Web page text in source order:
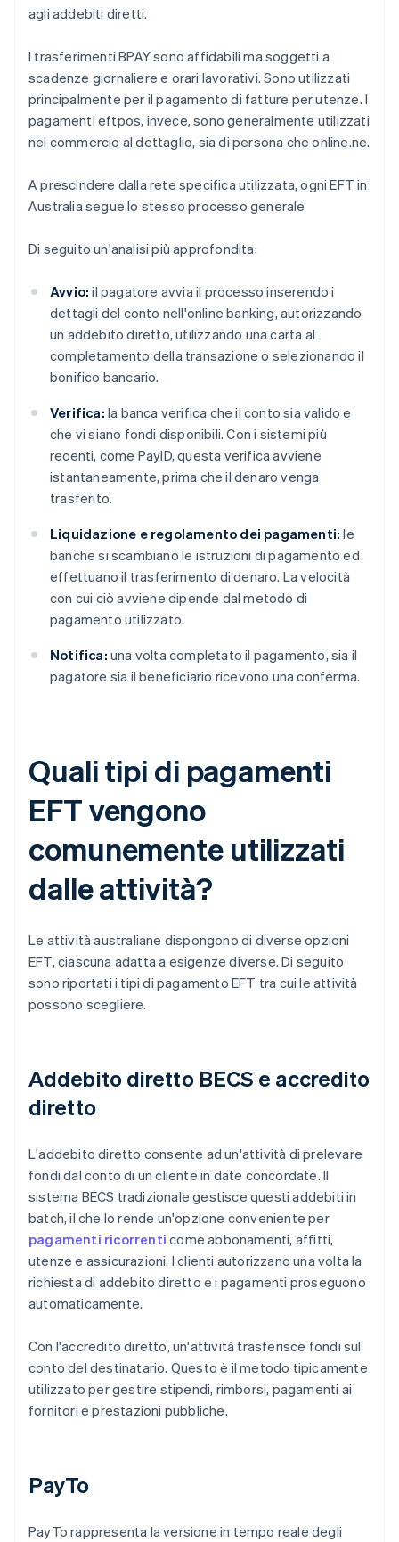
agli addebiti diretti.
I trasferimenti BPAY sono affidabili ma soggetti a
scadenze giornaliere e orari lavorativi. Sono utilizzati
principalmente per il pagamento di fatture per utenze. I
pagamenti eftpos, invece, sono generalmente utilizzati
nel commercio al dettaglio, sia di persona che online.ne.
A prescindere dalla rete specifica utilizzata, ogni EFT in
Australia segue lo stesso processo generale
Di seguito un'analisi più approfondita:
Avvio: il pagatore avvia il processo inserendo i
dettagli del conto nell'online banking, autorizzando
un addebito diretto, utilizzando una carta al
completamento della transazione o selezionando il
bonifico bancario.
Verifica: la banca verifica che il conto sia valido e
che vi siano fondi disponibili. Con i sistemi più
recenti, come PayID, questa verifica avviene
istantaneamente, prima che il denaro venga
trasferito.
Liquidazione e regolamento dei pagamenti: le
banche si scambiano le istruzioni di pagamento ed
effettuano il trasferimento di denaro. La velocità
con cui ciò avviene dipende dal metodo di
pagamento utilizzato.
Notifica: una volta completato il pagamento, sia il
pagatore sia il beneficiario ricevono una conferma.
Quali tipi di pagamenti
EFT vengono
comunemente utilizzati
dalle attività?
Le attività australiane dispongono di diverse opzioni
EFT, ciascuna adatta a esigenze diverse. Di seguito
sono riportati i tipi di pagamento EFT tra cui le attività
possono scegliere.
Addebito diretto BECS e accredito
diretto
L'addebito diretto consente ad un'attività di prelevare
fondi dal conto di un cliente in date concordate. Il
sistema BECS tradizionale gestisce questi addebiti in
batch, il che lo rende un'opzione conveniente per
pagamenti ricorrenti come abbonamenti, affitti,
utenze e assicurazioni. I clienti autorizzano una volta la
richiesta di addebito diretto e i pagamenti proseguono
automaticamente.
Con l'accredito diretto, un'attività trasferisce fondi sul
conto del destinatario. Questo è il metodo tipicamente
utilizzato per gestire stipendi, rimborsi, pagamenti ai
fornitori e prestazioni pubbliche.
PayTo
PayTo rappresenta la versione in tempo reale degli